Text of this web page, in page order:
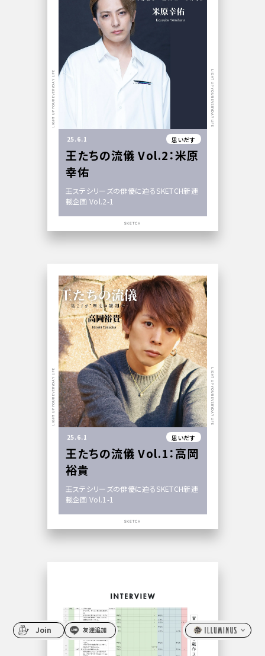
25.6.1 思いだす
王たちの流儀 Vol.2：米原
幸佑
王ステシリーズの俳優に迫るSKETCH新連
載企画 Vol.2-1
LIGHT UP YOUR EVERYDAY LIFE LIGHT UP YOUR EVERYDAY LIFE
SKETCH
25.6.1 思いだす
王たちの流儀 Vol.1：高岡
裕貴
王ステシリーズの俳優に迫るSKETCH新連
載企画 Vol.1-1
LIGHT UP YOUR EVERYDAY LIFE LIGHT UP YOUR EVERYDAY LIFE
SKETCH
Join 友達追加